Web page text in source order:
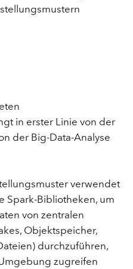
in erster Linie von der
der Big-Data-Analyse
verwendet
Spark-Bibliotheken, um
von zentralen
Objektspeicher,
durchzuführen,
zugreifen